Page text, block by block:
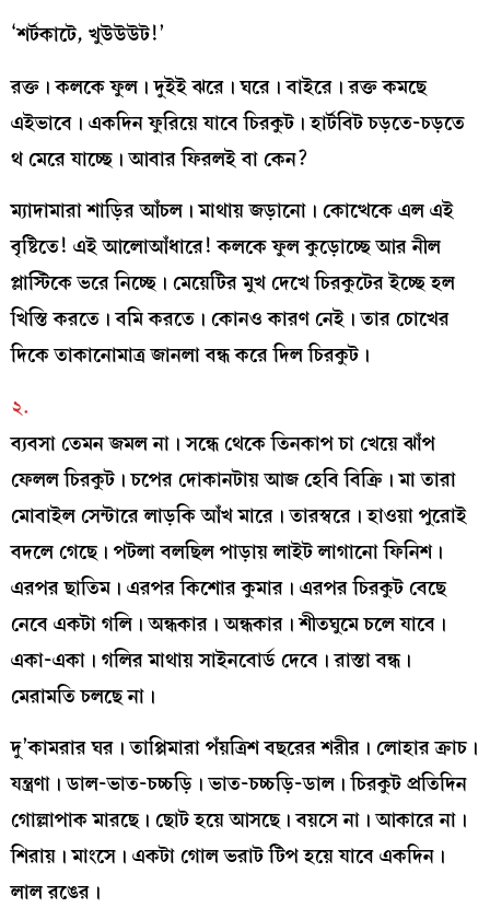
‘শর্টকাটে, খুউউউট!’
রক্ত। কলকে ফুল। দুইই ঝরে। ঘরে। বাইরে। রক্ত কমছে
এইভাবে। একদিন ফুরিয়ে যাবে চিরকুট। হার্টবিট চড়তে-চড়তে
থ মেরে যাচ্ছে। আবার ফিরলই বা কেন?
ম্যাদামারা শাড়ির আঁচল। মাথায় জড়ানো। কোত্থেকে এল এই
বৃষ্টিতে! এই আলোআঁধারে! কলকে ফুল কুড়োচ্ছে আর নীল
প্লাস্টিকে ভরে নিচ্ছে। মেয়েটির মুখ দেখে চিরকুটের ইচ্ছে হল
খিস্তি করতে। বমি করতে। কোনও কারণ নেই। তার চোখের
দিকে তাকানোমাত্র জানলা বন্ধ করে দিল চিরকুট।
২.
ব্যবসা তেমন জমল না। সন্ধে থেকে তিনকাপ চা খেয়ে ঝাঁপ
ফেলল চিরকুট। চপের দোকানটায় আজ হেবি বিক্রি। মা তারা
মোবাইল সেন্টারে লাড়কি আঁখ মারে। তারস্বরে। হাওয়া পুরোই
বদলে গেছে। পটলা বলছিল পাড়ায় লাইট লাগানো ফিনিশ।
এরপর ছাতিম। এরপর কিশোর কুমার। এরপর চিরকুট বেছে
নেবে একটা গলি। অন্ধকার। অন্ধকার। শীতঘুমে চলে যাবে।
একা-একা। গলির মাথায় সাইনবোর্ড দেবে। রাস্তা বন্ধ।
মেরামতি চলছে না।
দু’কামরার ঘর। তাপ্পিমারা পঁয়ত্রিশ বছরের শরীর। লোহার ক্রাচ।
যন্ত্রণা। ডাল-ভাত-চচ্চড়ি। ভাত-চচ্চড়ি-ডাল। চিরকুট প্রতিদিন
গোল্লাপাক মারছে। ছোট হয়ে আসছে। বয়সে না। আকারে না।
শিরায়। মাংসে। একটা গোল ভরাট টিপ হয়ে যাবে একদিন।
লাল রঙের।